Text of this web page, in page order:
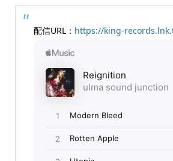
配信URL： https://king-